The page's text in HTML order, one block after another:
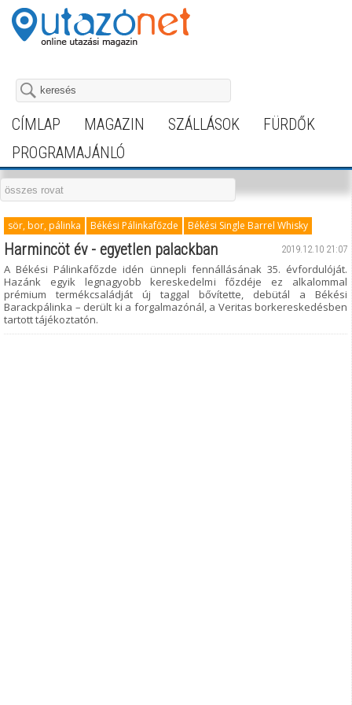
CÍMLAP MAGAZIN SZÁLLÁSOK
FÜRDŐK
PROGRAMAJÁNLÓ
sör, bor, pálinka Békési Pálinkafőzde Békési Single Barrel Whisky
2019.12.10 21:07
Harmincöt év - egyetlen palackban
A Békési Pálinkafőzde idén ünnepli fennállásának 35. évfordulóját.
Hazánk egyik legnagyobb kereskedelmi főzdéje ez alkalommal
prémium termékcsaládját új taggal bővítette, debütál a Békési
Barackpálinka – derült ki a forgalmazónál, a Veritas borkereskedésben
tartott tájékoztatón.